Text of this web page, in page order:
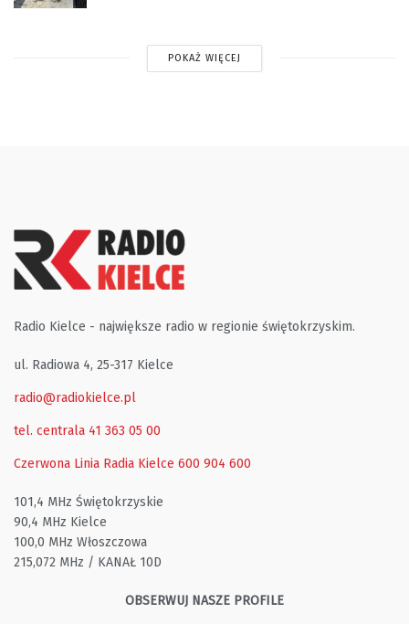
POKAŻ WIĘCEJ
Radio Kielce - największe radio w regionie świętokrzyskim.
ul. Radiowa 4, 25-317 Kielce
radio@radiokielce.pl
tel. centrala 41 363 05 00
Czerwona Linia Radia Kielce 600 904 600
101,4 MHz Świętokrzyskie
90,4 MHz Kielce
100,0 MHz Włoszczowa
215,072 MHz / KANAŁ 10D
OBSERWUJ NASZE PROFILE